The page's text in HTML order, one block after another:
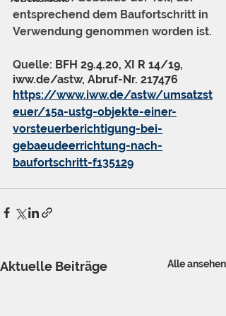
entsprechend dem Baufortschritt in
Verwendung genommen worden ist.
Quelle: BFH 29.4.20, XI R 14/19,
iww.de/astw, Abruf-Nr. 217476
https://www.iww.de/astw/umsatzst
euer/15a-ustg-objekte-einer-
vorsteuerberichtigung-bei-
gebaeudeerrichtung-nach-
baufortschritt-f135129
Aktuelle Beiträge Alle ansehen